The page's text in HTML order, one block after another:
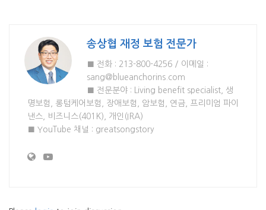
송상협 재정 보험 전문가
■ 전화 : 213-800-4256 / 이메일 :
sang@blueanchorins.com
■ 전문분야 : Living benefit specialist, 생
명보험, 롱텀케어보험, 장애보험, 암보험, 연금, 프리미엄 파이
낸스, 비즈니스(401K), 개인(IRA)
■ YouTube 채널 : greatsongstory